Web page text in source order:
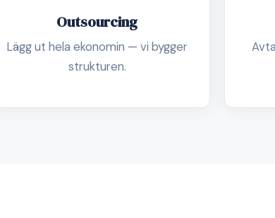
Outsourcing
Lägg ut hela ekonomin — vi bygger
strukturen.